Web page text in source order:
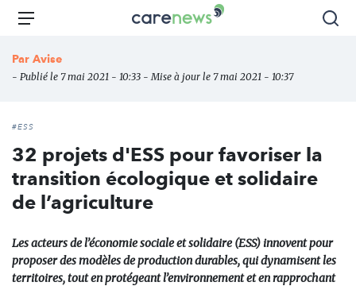
Aller
principal
Carenews,
des
Menu
Par Avise
- Publié le 7 mai 2021 - 10:33 - Mise à jour le 7 mai 2021 - 10:37
#ESS
32 projets d'ESS pour favoriser la
transition écologique et solidaire
de l’agriculture
Les acteurs de l’économie sociale et solidaire (ESS) innovent pour
proposer des modèles de production durables, qui dynamisent les
territoires, tout en protégeant l’environnement et en rapprochant